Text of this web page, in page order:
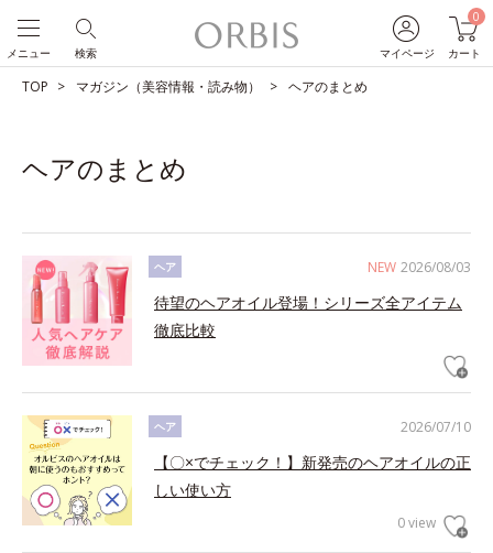
マイページ
0
カート
検索
メニュー
TOP マガジン（美容情報・読み物） ヘアのまとめ
ヘアのまとめ
NEW 2026/08/03
ヘア
待望のヘアオイル登場！シリーズ全アイテム
徹底比較
2026/07/10
ヘア
【〇×でチェック！】新発売のヘアオイルの正
しい使い方
0 view